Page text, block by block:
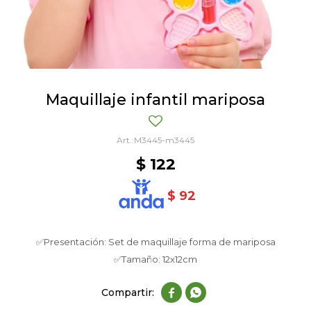
Maquillaje infantil mariposa
M3445-m3445
$ 122
$ 92
✅Presentación: Set de maquillaje forma de mariposa
✅Tamaño: 12x12cm
 